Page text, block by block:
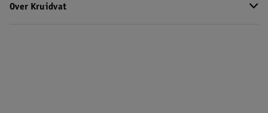
Over Kruidvat